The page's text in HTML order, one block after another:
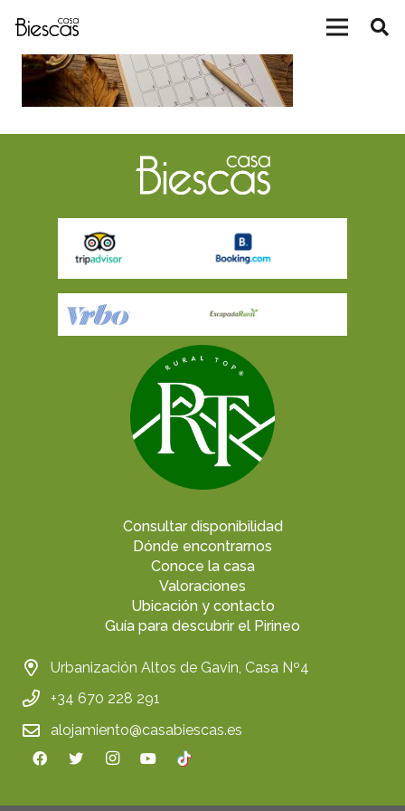
Consultar disponibilidad
Dónde encontrarnos
Conoce la casa
Valoraciones
Ubicación y contacto
Guía para descubrir el Pirineo
Urbanización Altos de Gavin, Casa Nº4
+34 670 228 291
alojamiento@casabiescas.es